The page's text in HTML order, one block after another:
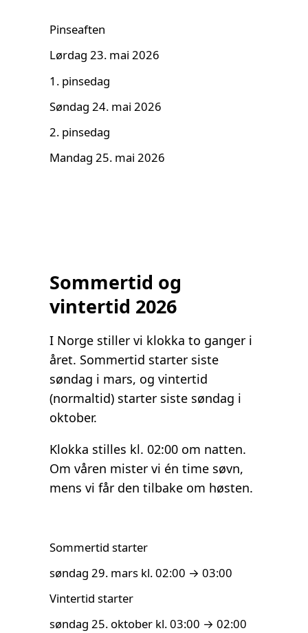
Pinseaften
Lørdag 23. mai 2026
1. pinsedag
Søndag 24. mai 2026
2. pinsedag
Mandag 25. mai 2026
Sommertid og
vintertid 2026
I Norge stiller vi klokka to ganger i
året. Sommertid starter siste
søndag i mars, og vintertid
(normaltid) starter siste søndag i
oktober.
Klokka stilles kl. 02:00 om natten.
Om våren mister vi én time søvn,
mens vi får den tilbake om høsten.
Sommertid starter
søndag 29. mars kl. 02:00 → 03:00
Vintertid starter
søndag 25. oktober kl. 03:00 → 02:00